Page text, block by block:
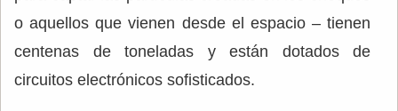
o aquellos que vienen desde el espacio – tienen
centenas de toneladas y están dotados de
circuitos electrónicos sofisticados.